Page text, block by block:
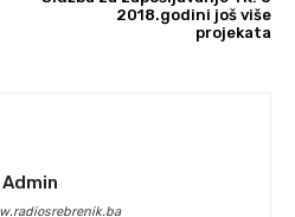
2018.godini još više
projekata
Admin